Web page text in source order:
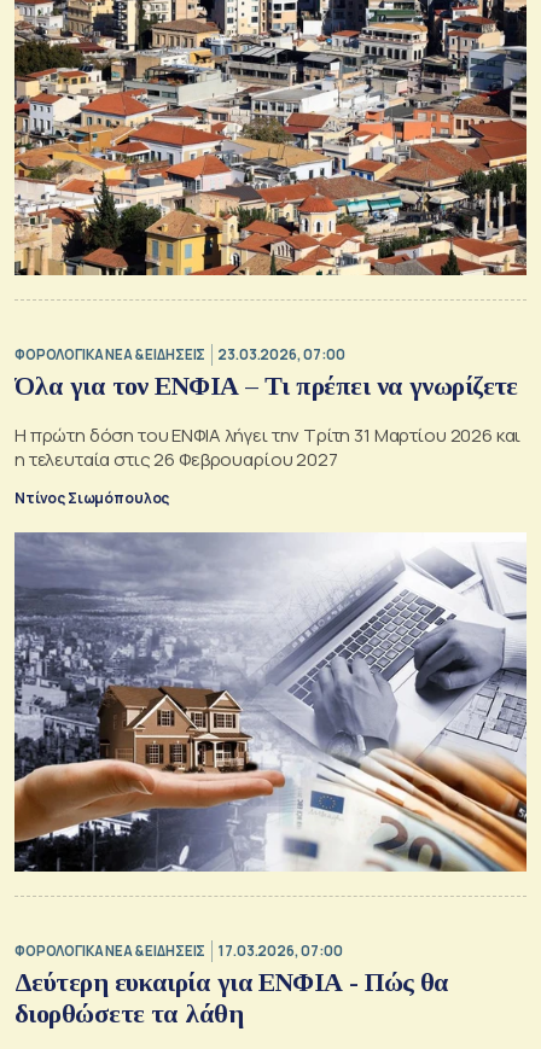
ΦΟΡΟΛΟΓΙΚΑ ΝΕΑ & EΙΔΗΣΕΙΣ 23.03.2026, 07:00
Όλα για τον ΕΝΦΙΑ – Τι πρέπει να γνωρίζετε
Η πρώτη δόση του ΕΝΦΙΑ λήγει την Τρίτη 31 Μαρτίου 2026 και
η τελευταία στις 26 Φεβρουαρίου 2027
Ντίνος Σιωμόπουλος
ΦΟΡΟΛΟΓΙΚΑ ΝΕΑ & EΙΔΗΣΕΙΣ 17.03.2026, 07:00
Δεύτερη ευκαιρία για ΕΝΦΙΑ - Πώς θα
διορθώσετε τα λάθη